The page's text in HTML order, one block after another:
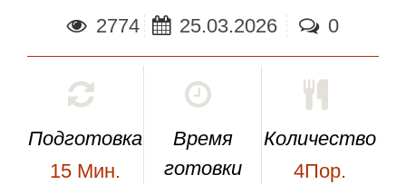
2774 25.03.2026 0
Подготовка
15 Мин.
Время
готовки
Количество
4Пор.